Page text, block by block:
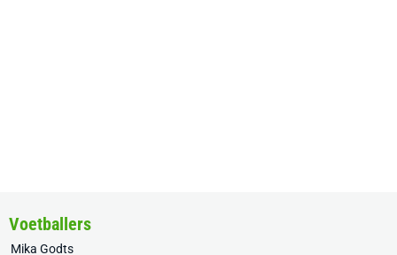
Voetballers
Mika Godts